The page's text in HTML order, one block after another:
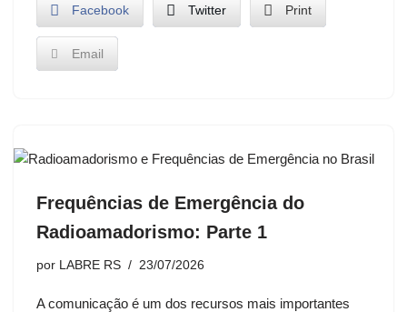
Facebook Twitter Print
Email
Frequências de Emergência do
Radioamadorismo: Parte 1
por LABRE RS 23/07/2026
A comunicação é um dos recursos mais importantes